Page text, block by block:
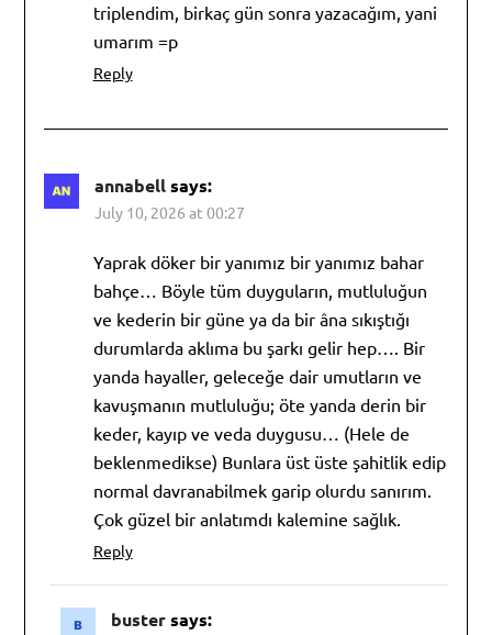
triplendim, birkaç gün sonra yazacağım, yani
umarım =p
Reply
annabell says:
July 10, 2026 at 00:27
Yaprak döker bir yanımız bir yanımız bahar
bahçe… Böyle tüm duyguların, mutluluğun
ve kederin bir güne ya da bir âna sıkıştığı
durumlarda aklıma bu şarkı gelir hep…. Bir
yanda hayaller, geleceğe dair umutların ve
kavuşmanın mutluluğu; öte yanda derin bir
keder, kayıp ve veda duygusu… (Hele de
beklenmedikse) Bunlara üst üste şahitlik edip
normal davranabilmek garip olurdu sanırım.
Çok güzel bir anlatımdı kalemine sağlık.
Reply
buster says: